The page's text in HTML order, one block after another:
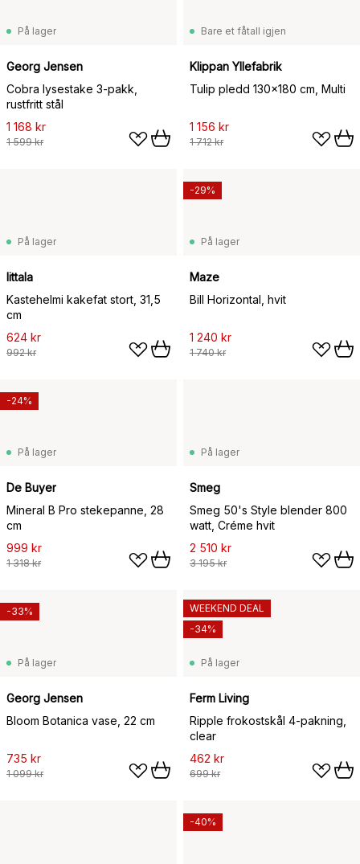
På lager
Georg Jensen
Cobra lysestake 3-pakk,
rustfritt stål
1 168 kr
1 599 kr
Bare et fåtall igjen
Klippan Yllefabrik
Tulip pledd 130x180 cm, Multi
1 156 kr
1 712 kr
På lager
Iittala
Kastehelmi kakefat stort, 31,5
cm
624 kr
992 kr
På lager
Maze
Bill Horizontal, hvit
1 240 kr
1 740 kr
-29%
På lager
De Buyer
Mineral B Pro stekepanne, 28
cm
999 kr
1 318 kr
-24%
På lager
Smeg
Smeg 50's Style blender 800
watt, Créme hvit
2 510 kr
3 195 kr
På lager
Georg Jensen
Bloom Botanica vase, 22 cm
735 kr
1 099 kr
-33%
På lager
Ferm Living
Ripple frokostskål 4-pakning,
clear
462 kr
699 kr
WEEKEND DEAL
-34%
-40%